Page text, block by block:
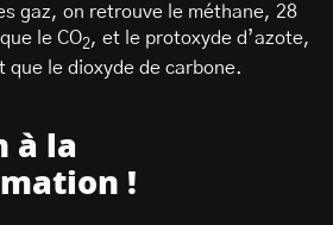
gaz, on retrouve le méthane, 28
le CO2, et le protoxyde d’azote,
que le dioxyde de carbone.
à la
!